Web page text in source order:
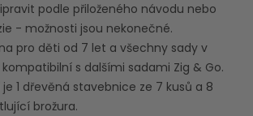
podle přiloženého návodu nebo
- možnosti jsou nekonečné.
pro děti od 7 let a všechny sady v
s dalšími sadami Zig & Go.
1 dřevěná stavebnice ze 7 kusů a 8
brožura.